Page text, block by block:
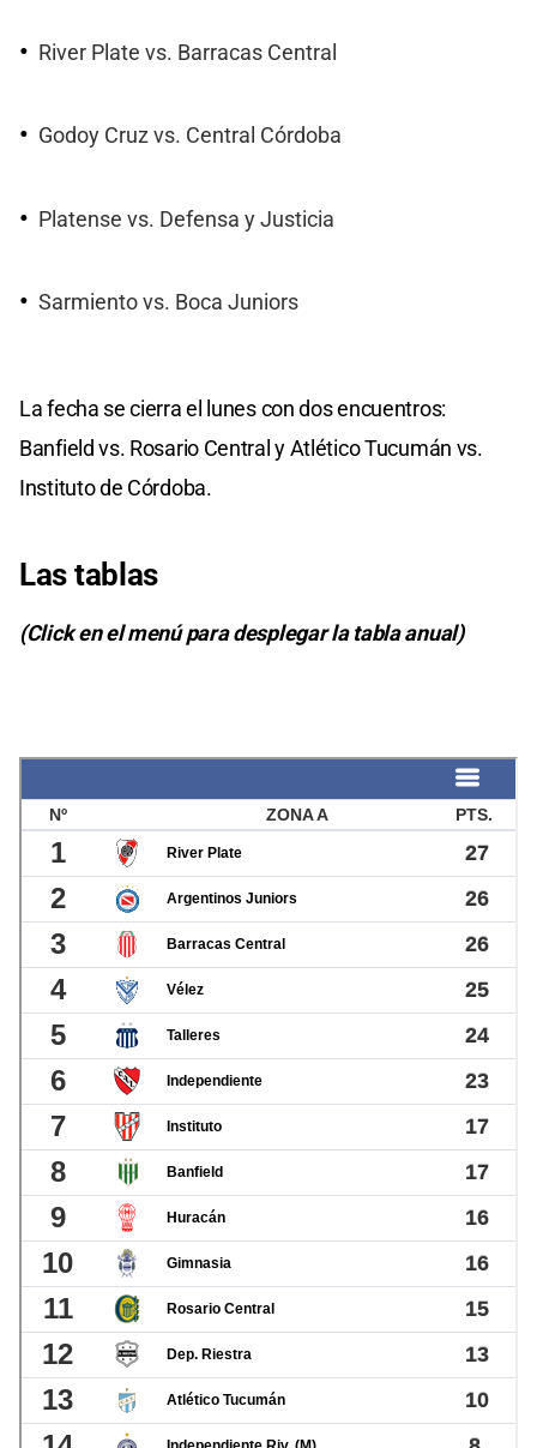
River Plate vs. Barracas Central
Godoy Cruz vs. Central Córdoba
Platense vs. Defensa y Justicia
Sarmiento vs. Boca Juniors
La fecha se cierra el lunes con dos encuentros:
Banfield vs. Rosario Central y Atlético Tucumán vs.
Instituto de Córdoba.
Las tablas
(Click en el menú para desplegar la tabla anual)